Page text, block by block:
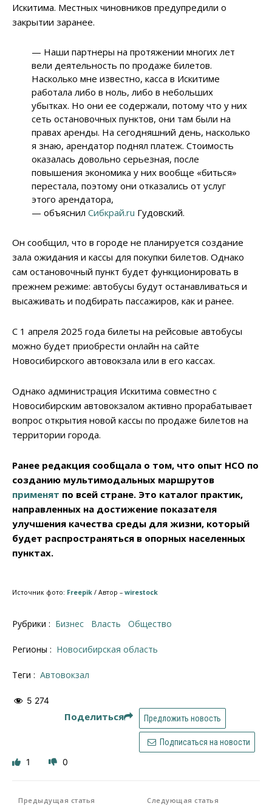
Искитима. Местных чиновников предупредили о
закрытии заранее.
— Наши партнеры на протяжении многих лет
вели деятельность по продаже билетов.
Насколько мне известно, касса в Искитиме
работала либо в ноль, либо в небольших
убытках. Но они ее содержали, потому что у них
сеть остановочных пунктов, они там были на
правах аренды. На сегодняшний день, насколько
я знаю, арендатор поднял платеж. Стоимость
оказалась довольно серьезная, после
повышения экономика у них вообще «биться»
перестала, поэтому они отказались от услуг
этого арендатора,
— объяснилСибкрай.ru Гудовский.
Он сообщил, что в городе не планируется создание
зала ожидания и кассы для покупки билетов. Однако
сам остановочный пункт будет функционировать в
прежнем режиме: автобусы будут останавливаться и
высаживать и подбирать пассажиров, как и ранее.
С 1 апреля 2025 года билеты на рейсовые автобусы
можно будет приобрести онлайн на сайте
Новосибирского автовокзала или в его кассах.
Однако администрация Искитима совместно с
Новосибирским автовокзалом активно прорабатывает
вопрос открытия новой кассы по продаже билетов на
территории города.
Ранее редакция сообщала о том, что опыт НСО по
созданию мультимодальных маршрутов
применят по всей стране. Это каталог практик,
направленных на достижение показателя
улучшения качества среды для жизни, который
будет распространяться в опорных населенных
пунктах.
Источник фото: Freepik / Автор – wirestock
Рубрики : Бизнес Власть Общество
Регионы : Новосибирская область
Теги : автовокзал
5 274
Поделиться Предложить новость
Подписаться на новости
1 0
Предыдущая статья Следующая статья